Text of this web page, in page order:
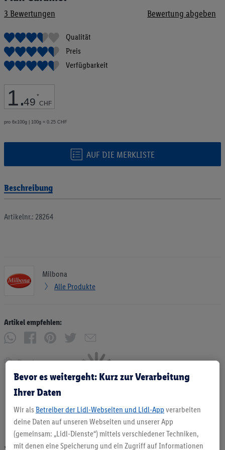
3 Bewertungen Bewertung abgeben
Qualität
Preis
Verfügbarkeit
1.49 *
CHF
pro 6x100g | 100g = 0.25 CHF
AUF DIE MERKLISTE
springen
Beschreibung
Artikelnr.: 28264
Milbona
Alle Produkte
Artikel empfehlen:
Drucken
Bevor es weitergeht: Kurz zur Verarbeitung
Ihrer Daten
Wir als Betreiber der Lidl-Webseiten und Lidl-App verarbeiten
deine Daten auf unseren Webseiten und unserer App
(gemeinsam: „Lidl-Dienste“) mittels verschiedener Techniken,
mit denen eine Speicherung und ein Zugriff auf Informationen